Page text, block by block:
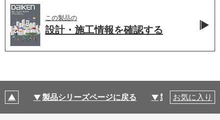
この製品の
設計・施工情報を確認する
製品シリーズページに戻る 製品仕様
お気に入り